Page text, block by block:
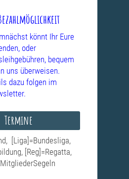
könnt Ihr Eure
oder
bequem
uns überweisen.
dazu folgen im
Termine
[Liga]=Bundesliga,
[Reg]=Regatta,